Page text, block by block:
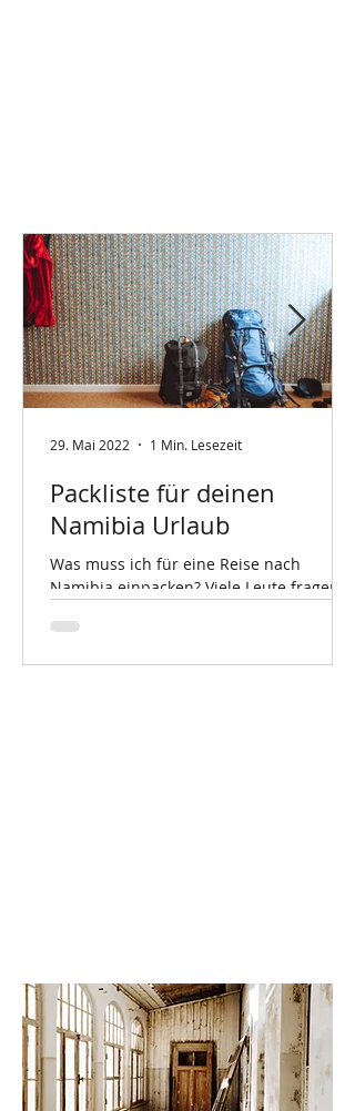
Packliste für deinen
Namibia Urlaub
Was muss ich für eine Reise nach
Namibia einpacken? Viele Leute fragen
Vergiss nicht auf meinem...
29. Mai 2022 1 Min. Lesezeit